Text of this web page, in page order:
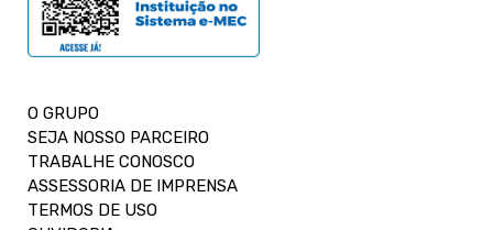
O GRUPO
SEJA NOSSO PARCEIRO
TRABALHE CONOSCO
ASSESSORIA DE IMPRENSA
TERMOS DE USO